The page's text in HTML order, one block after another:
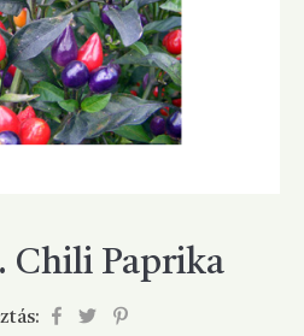
Chili Paprika